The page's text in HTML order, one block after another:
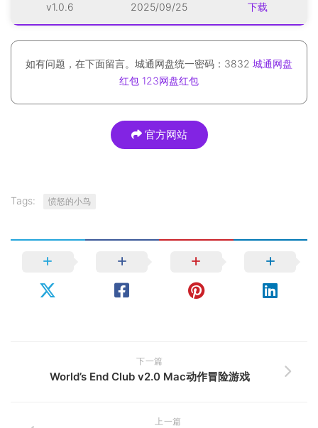
v1.0.6 2025/09/25 下载
如有问题，在下面留言。城通网盘统一密码：3832 城通网盘
红包 123网盘红包
官方网站
Tags: 愤怒的小鸟
下一篇
World’s End Club v2.0 Mac动作冒险游戏
上一篇